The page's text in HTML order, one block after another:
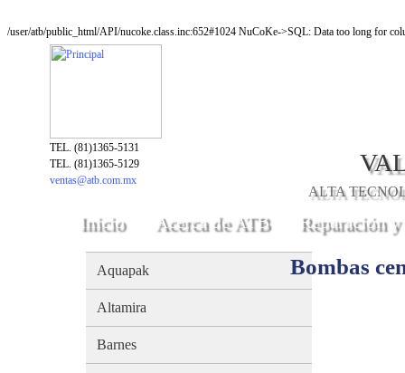
/user/atb/public_html/API/nucoke.class.inc:652#1024 NuCoKe->SQL: Data too long for
TEL. (81)1365-5131
TEL. (81)1365-5129
ventas@atb.com.mx
ALTA
Inicio Acerca de ATB Reparación
Aquapak
Altamira
Barnes
Bombas